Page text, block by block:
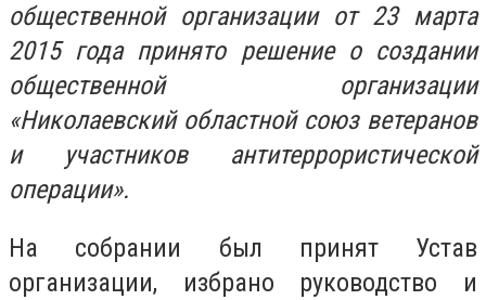
общественной организации от 23 марта
2015 года принято решение о создании
общественной организации
«Николаевский областной союз ветеранов
и участников антитеррористической
операции».
На собрании был принят Устав
организации, избрано руководство и